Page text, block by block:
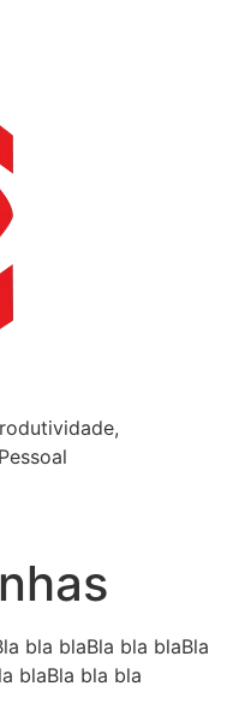
bla blaBla bla blaBla
blaBla bla bla